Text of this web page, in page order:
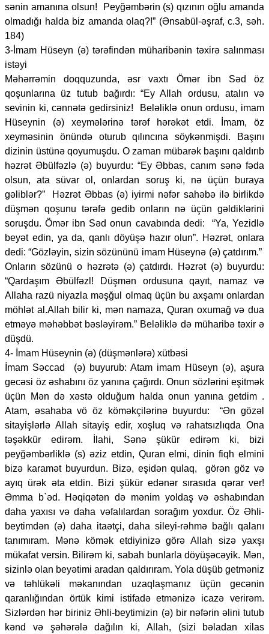
sənin amanına olsun! Peyğəmbərin (s) qızının oğlu amanda
olmadığı halda biz amanda olaq?!” (Ənsabül-əşraf, c.3, səh.
184)
3-İmam Hüseyn (ə) tərəfindən müharibənin təxirə salınması
istəyi
Məhərrəmin doqquzunda, əsr vaxtı Ömər ibn Səd öz
qoşunlarına üz tutub bağırdı: “Ey Allah ordusu, atalın və
sevinin ki, cənnətə gedirsiniz! Beləliklə onun ordusu, imam
Hüseynin (ə) xeymələrinə tərəf hərəkət etdi. İmam, öz
xeyməsinin önündə oturub qılıncına söykənmişdi. Başını
dizinin üstünə qoyumuşdu. O zaman mübarək başını qaldırıb
həzrət Əbülfəzlə (ə) buyurdu: “Ey Əbbas, canım sənə fəda
olsun, ata süvar ol, onlardan soruş ki, nə üçün buraya
gəliblər?” Həzrət Əbbas (ə) iyirmi nəfər sahəbə ilə birlikdə
düşmən qoşunu tərəfə gedib onların nə üçün gəldiklərini
soruşdu. Ömər ibn Səd onun cavabında dedi: “Ya, Yezidlə
beyət edin, ya da, qanlı döyüşə hazır olun”. Həzrət, onlara
dedi: “Gözləyin, sizin sözününü imam Hüseynə (ə) çatdırım.”
Onların sözünü o həzrətə (ə) çatdırdı. Həzrət (ə) buyurdu:
“Qardaşım Əbülfəzl! Düşmən ordusuna qayıt, namaz və
Allaha razü niyazla məşğul olmaq üçün bu axşamı onlardan
möhlət al.Allah bilir ki, mən namaza, Quran oxumağ və dua
etməyə məhəbbət bəsləyirəm.” Beləliklə də müharibə təxir ə
düşdü.
4- İmam Hüseynin (ə) (düşmənlərə) xütbəsi
İmam Səccad (ə) buyurub: Atam imam Hüseyn (ə), aşura
gecəsi öz əshabını öz yanına çağırdı. Onun sözlərini eşitmək
üçün Mən də xəstə olduğum halda onun yanına getdim .
Atam, əsahaba vö öz köməkçilərinə buyurdu: “Ən gözəl
sitayişlərlə Allah sitayiş edir, xoşluq və rahatsızlıqda Ona
təşəkkür edirəm. İlahi, Sənə şükür edirəm ki, bizi
peyğəmbərliklə (s) əziz etdin, Quran elmi, dinin fiqh elmini
bizə karamət buyurdun. Bizə, eşidən qulaq, görən göz və
ayıq ürək əta etdin. Bizi şükür edənər sırasıda qərar ver!
Əmma b`əd. Həqiqətən də mənim yoldaş və əshabından
daha yaxısı və daha vəfalılardan sorağım yoxdur. Öz Əhli-
beytimdən (ə) daha itaətçi, daha sileyi-rəhmə bağlı qalanı
tanımıram. Mənə kömək etdiyinizə görə Allah sizə yaxşı
mükafat versin. Bilirəm ki, sabah bunlarla döyüşəcəyik. Mən,
sizinlə olan beyətimi aradan qaldırıram. Yola düşüb getməniz
və təhlükəli məkanından uzaqlaşmanız üçün gecənin
qaranlığından örtük kimi istifadə etmənizə icazə verirəm.
Sizlərdən hər biriniz Əhli-beytimizin (ə) bir nəfərin əlini tutub
kənd və şəhərələ dağılın ki, Allah, (sizi bəladan xilas